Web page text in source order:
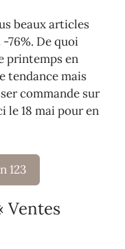
beaux articles
76%. De quoi
printemps en
tendance mais
commande sur
le 18 mai pour en
123
Ventes